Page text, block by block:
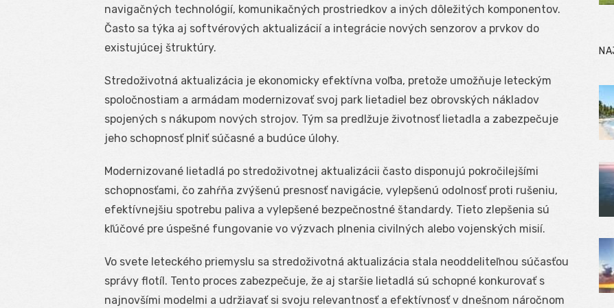
navigačných technológií, komunikačných prostriedkov a iných dôležitých komponentov.
Často sa týka aj softvérových aktualizácií a integrácie nových senzorov a prvkov do
existujúcej štruktúry.
Stredoživotná aktualizácia je ekonomicky efektívna voľba, pretože umožňuje leteckým
spoločnostiam a armádam modernizovať svoj park lietadiel bez obrovských nákladov
spojených s nákupom nových strojov. Tým sa predlžuje životnosť lietadla a zabezpečuje
jeho schopnosť plniť súčasné a budúce úlohy.
Modernizované lietadlá po stredoživotnej aktualizácii často disponujú pokročilejšími
schopnosťami, čo zahŕňa zvýšenú presnosť navigácie, vylepšenú odolnosť proti rušeniu,
efektívnejšiu spotrebu paliva a vylepšené bezpečnostné štandardy. Tieto zlepšenia sú
kľúčové pre úspešné fungovanie vo výzvach plnenia civilných alebo vojenských misií.
Vo svete leteckého priemyslu sa stredoživotná aktualizácia stala neoddeliteľnou súčasťou
správy flotíl. Tento proces zabezpečuje, že aj staršie lietadlá sú schopné konkurovať s
najnovšími modelmi a udržiavať si svoju relevantnosť a efektívnosť v dnešnom náročnom